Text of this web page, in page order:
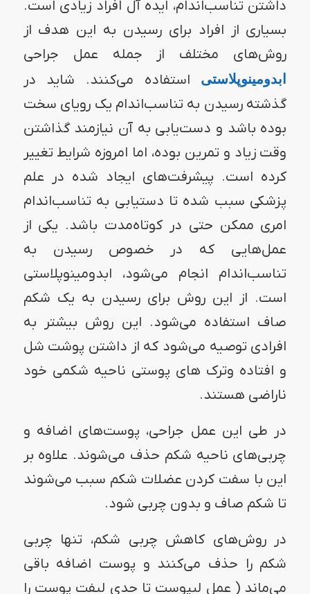
داشتن تناسب‌اندام، ایده آل افراد زیادی است.
بسیاری از افراد برای رسیدن به این هدف از
روش‌های مختلف از جمله عمل جراحی
ابدومینوپلاستی
استفاده می‌کنند. شاید در
گذشته رسیدن به تناسب‌اندام یک رویای سخت
بوده باشد و دست‌یابی به آن نیازمند گذاشتن
وقت زیاد و تمرین بوده، اما امروزه شرایط تغییر
کرده است. پیشرفت‌های ایجاد شده در علم
پزشکی سبب شده تا دستیابی به تناسب‌اندام
امری ممکن حتی در کوتاه‌مدت باشد. یکی از
عمل‌هایی که در خصوص رسیدن به
تناسب‌اندام انجام می‌شود، ابدومینوپلاستی
است. از این روش برای رسیدن به یک شکم
صاف استفاده می‌شود. این روش بیشتر به
افرادی توصیه می‌شود که از داشتن پوشت شل
و افتاده وترک های پوستی ناحیه شکمی خود
ناراضی هستند.
در طی این عمل جراحی، پوست‌های اضافه و
چربی‌های ناحیه شکم حذف می‌شوند. علاوه بر
این با سفت کردن عضلات شکم سبب می‌شوند
تا شکم صاف و بدون چربی شود.
در روش‌های کاهش چربی شکم، تنها چربی
شکم را حذف می‌کنند و پوست اضافه باقی
می‌ماند ( عمل لیپوست تا حدی لیفت پوست را